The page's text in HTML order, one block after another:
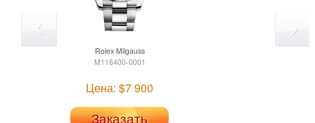
RolexMilgauss
M116400-0001
Цена: $7 900
Заказать